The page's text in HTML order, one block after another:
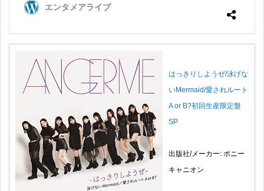
はっきりしようぜ/泳げな
いMermaid/愛されルート
A or B?初回生産限定盤
SP
出版社/メーカー: ポニー
キャニオン